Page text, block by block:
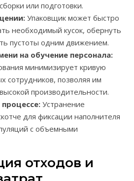
или подготовки.
Упаковщик может быстро
необходимый кусок, обернуть
пустоты одним движением.
на обучение персонала:
минимизирует кривую
сотрудников, позволяя им
производительности.
Устранение
для фиксации наполнителя
с объемными
отходов и